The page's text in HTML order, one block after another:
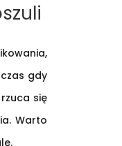
gdy
się
Warto